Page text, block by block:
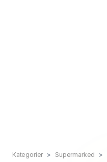
Kategorier Supermarked